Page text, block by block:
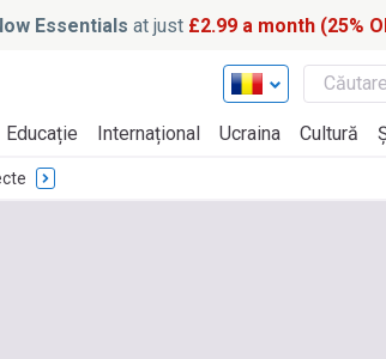
Essentials at just £2.99 a month (25%
Educație Internațional Ucraina Cultură